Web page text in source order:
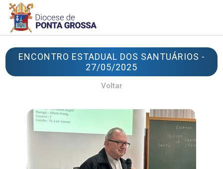
ENCONTRO ESTADUAL DOS SANTUÁRIOS -
27/05/2025
Voltar